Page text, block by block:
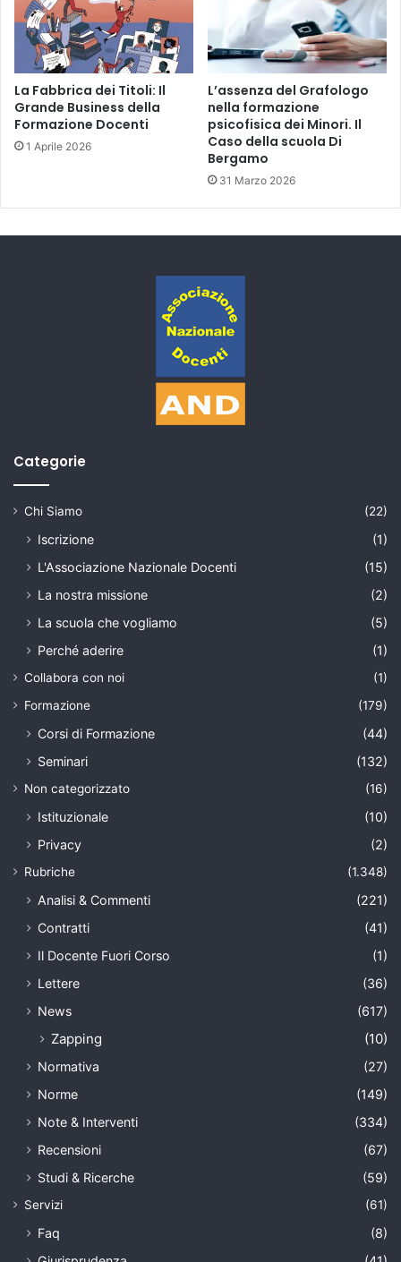
La Fabbrica dei Titoli: Il
Grande Business della
Formazione Docenti
1 Aprile 2026
L’assenza del Grafologo
nella formazione
psicofisica dei Minori. Il
Caso della scuola Di
Bergamo
31 Marzo 2026
Categorie
Chi Siamo (22)
Iscrizione
(1)
L'Associazione Nazionale Docenti
(15)
La nostra missione
(2)
La scuola che vogliamo
(5)
Perché aderire
(1)
Collabora con noi
(1)
Formazione
(179)
Corsi di Formazione
(44)
Seminari
(132)
Non categorizzato (16)
Istituzionale
(10)
Privacy
(2)
Rubriche (1.348)
Analisi & Commenti
(221)
Contratti
(41)
Il Docente Fuori Corso
(1)
Lettere
(36)
News
(617)
Zapping (10)
Normativa
(27)
Norme
(149)
Note & Interventi
(334)
Recensioni
(67)
Studi & Ricerche
(59)
Servizi (61)
Faq
(8)